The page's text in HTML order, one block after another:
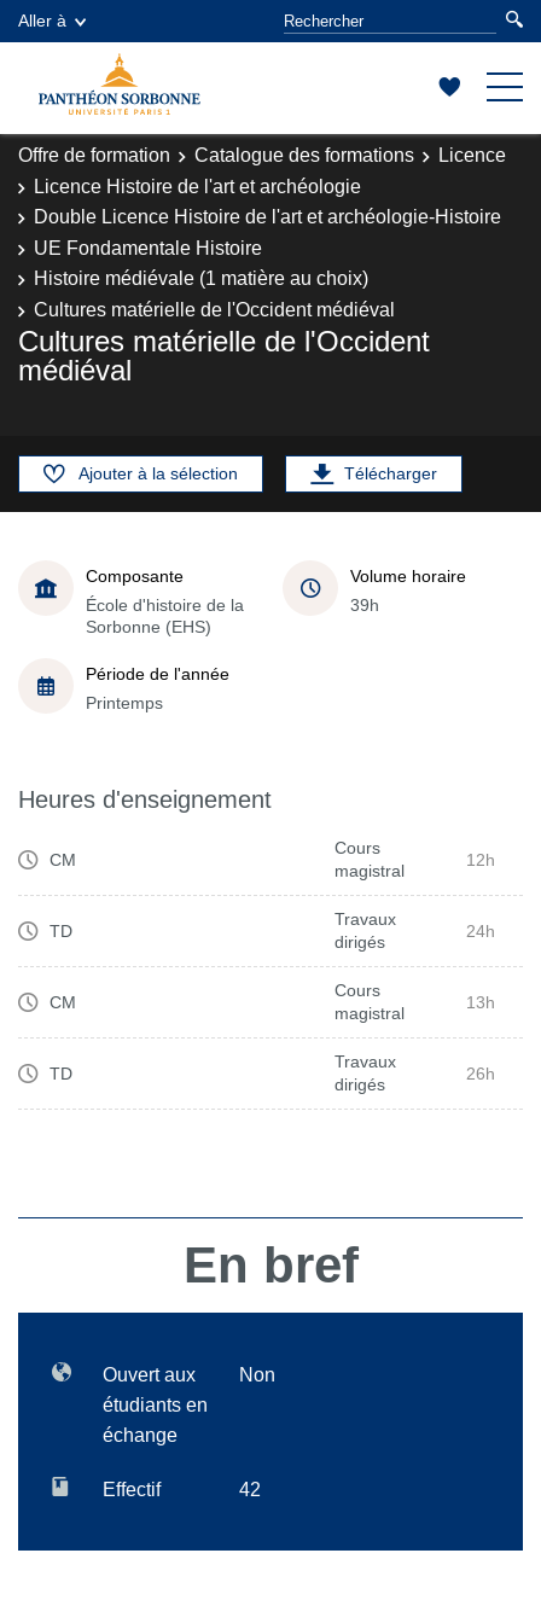
Aller à
Offre de formation Catalogue des formations
Licence
Licence Histoire de l'art et archéologie
Double Licence Histoire de l'art et archéologie-Histoire
UE Fondamentale Histoire
Histoire médiévale (1 matière au choix)
Cultures matérielle de l'Occident médiéval
Cultures matérielle de l'Occident
médiéval
Ajouter à la sélection Télécharger
Composante
École d'histoire de la
Sorbonne (EHS)
Volume horaire
39h
Période de l'année
Printemps
Heures d'enseignement
CM
Cours
magistral
12h
TD
Travaux
dirigés
24h
CM
Cours
magistral
13h
TD
Travaux
dirigés
26h
En bref
Ouvert aux
étudiants en
échange
Non
Effectif 42